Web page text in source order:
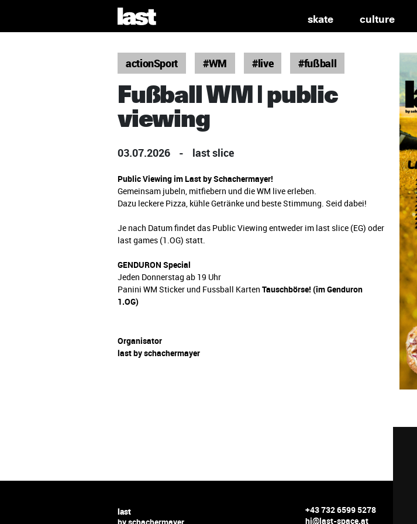
skate culture
actionSport #WM #live #fußball
Fußball WM | public
viewing
03.07.2026 - last slice
Public Viewing im Last by Schachermayer!
Gemeinsam jubeln, mitfiebern und die WM live erleben.
Dazu leckere Pizza, kühle Getränke und beste Stimmung. Seid dabei!
Je nach Datum findet das Public Viewing entweder im last slice (EG) oder
last games (1.OG) statt.
GENDURON Special
Jeden Donnerstag ab 19 Uhr
Panini WM Sticker und Fussball Karten Tauschbörse! (im Genduron
1.OG)
Organisator
last by schachermayer
last
by schachermayer
+43 732 6599 5278
hi@last-space.at